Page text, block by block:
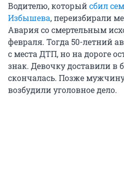
Водителю, которыйсбил
Избышева, переизбирали
Авария со смертельным
февраля. Тогда 50-летний
с места ДТП, но на дороге
знак. Девочку доставили в
скончалась. Позже
возбудили уголовное дело.